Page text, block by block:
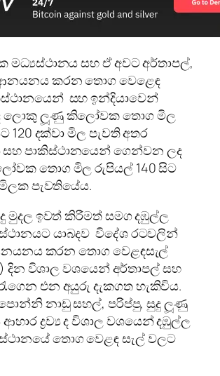
මධ්‍යස්ථානය සහ ඒ අවට අර්තාපල්,
කරන තොග වෙළෙඳ
සහ ඉන්දියාවෙන්
ලොකු ලූණු කිලෝවක තොග මිල
120 දක්වා මිල පැවති අතර
සහ පාකිස්ථානයෙන් ගෙන්වන ලද
තොග මිල රුපියල් 140 සිට
මිලක පැවතියේය.
ඉවත් කිරීමත් සමග දඹුල්ල
යාබදව විදේශ රටවලින්
කරන තොග වෙළඳසැල්
දින විශාල වශයෙන් අර්තාපල් සහ
එන අයුරු දැකගත හැකිවිය.
නාඩු සහල්, පරිප්පු, සුදු ලූණු
ද්‍රව්‍ය ද විශාල වශයෙන් දඹුල්ල
තොග වෙළඳ සැල් වලට